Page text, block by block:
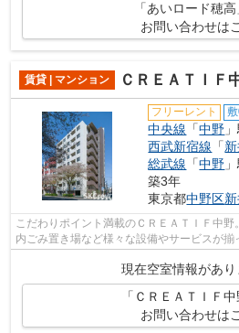
「あいロード穂
お問い合わせは
賃貸 | マンション ＣＲＥＡＴＩＦ
フリーレント
中央線 「中野
西武新宿線 「
総武線 「中野
築3年
東京都中野区
こだわりポイント満載のＣＲＥＡＴＩＦ中
内ごみ置き場など様々な設備やサービスが
現在空室情報があり
「ＣＲＥＡＴＩＦ
お問い合わせは